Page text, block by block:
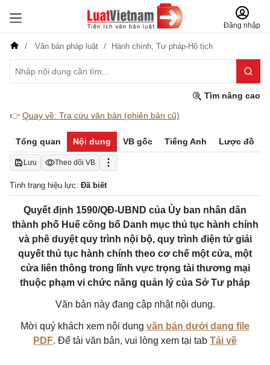
Đăng nhập
Văn bản pháp luật Hành chính, Tư pháp-Hộ tịch
Tìm nâng cao
👉 Quay về: Tra cứu văn bản (phiên bản cũ)
Tổng quan Nội dung VB gốc Tiếng Anh Lược đồ
Lưu Theo dõi VB
Tình trạng hiệu lực: Đã biết
Quyết định 1590/QĐ-UBND của Ủy ban nhân dân
thành phố Huế công bố Danh mục thủ tục hành chính
và phê duyệt quy trình nội bộ, quy trình điện tử giải
quyết thủ tục hành chính theo cơ chế một cửa, một
cửa liên thông trong lĩnh vực trọng tài thương mại
thuộc phạm vi chức năng quản lý của Sở Tư pháp
Văn bản này đang cập nhật nội dung.
Mời quý khách xem nội dung văn bản dưới dạng file
PDF. Để tải văn bản, vui lòng xem tại tab Tải về